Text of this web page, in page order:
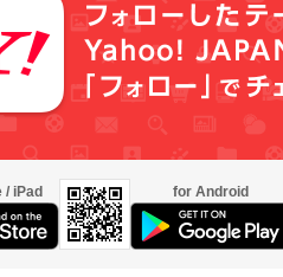
/ iPad for Android